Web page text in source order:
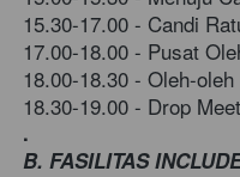
15.30-17.00 - Candi
17.00-18.00 - Pusat
18.00-18.30 - Oleh-
18.30-19.00 - Drop
.
B. FASILITAS